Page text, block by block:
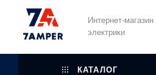
Интернет-магазин
электрики
КАТАЛОГ